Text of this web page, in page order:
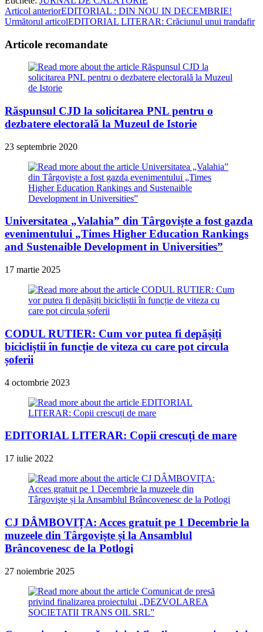
Read
more
articles
Articol anteriorEDITORIAL : DIN NOU IN DECEMBRIE!
Următorul articolEDITORIAL LITERAR: Crăciunul unui trandafir
Articole recomandate
Răspunsul CJD la solicitarea PNL pentru o
dezbatere electorală la Muzeul de Istorie
23 septembrie 2020
Universitatea „Valahia” din Târgoviște a fost gazda
evenimentului „Times Higher Education Rankings
and Sustenaible Development in Universities”
17 martie 2025
CODUL RUTIER: Cum vor putea fi depășiți
bicicliștii în funcție de viteza cu care pot circula
șoferii
4 octombrie 2023
EDITORIAL LITERAR: Copii crescuți de mare
17 iulie 2022
CJ DÂMBOVIȚA: Acces gratuit pe 1 Decembrie la
muzeele din Târgovişte și la Ansamblul
Brâncovenesc de la Potlogi
27 noiembrie 2025